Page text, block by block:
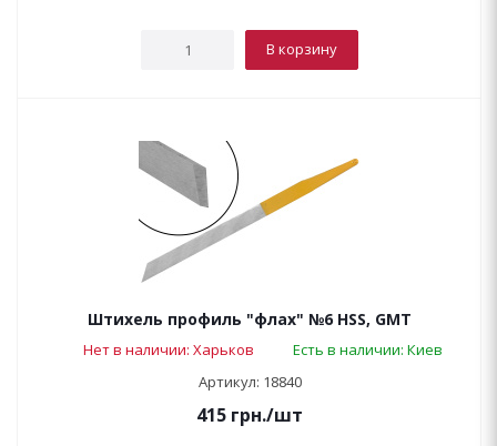
В корзину
Штихель профиль "флах" №6 HSS, GMT
Нет в наличии: Харьков
Есть в наличии: Киев
Артикул: 18840
415 грн./шт